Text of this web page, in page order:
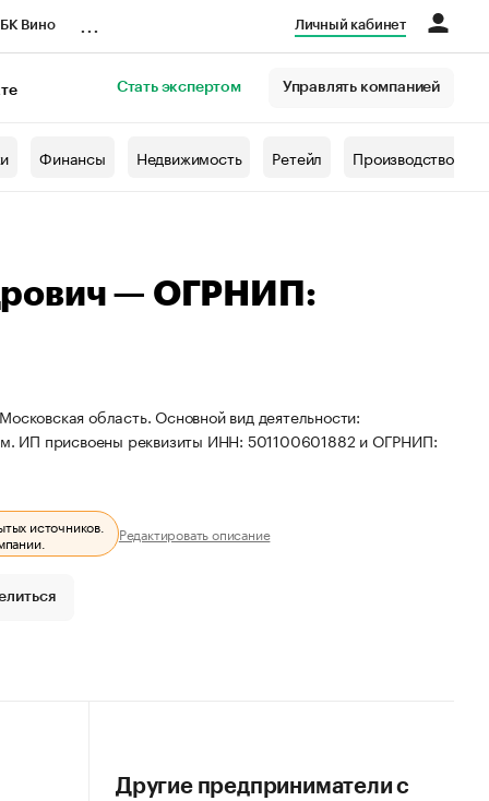
Вино Личный кабинет
Стать экспертом Управлять компанией
Финансы Недвижимость Ретейл Производство
— ОГРНИП:
область. Основной вид деятельности:
ИП присвоены реквизиты ИНН: 501100601882 и ОГРНИП:
источников.
Редактировать описание
Другие предприниматели с